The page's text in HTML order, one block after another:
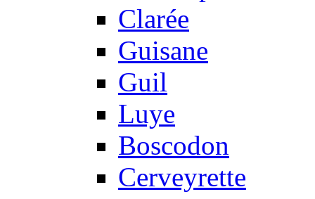
Clarée
Guisane
Guil
Luye
Boscodon
Cerveyrette